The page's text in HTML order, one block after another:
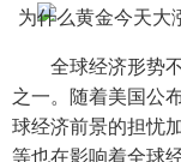
全球经济形势
之一。随着美国公
球经济前景的担忧
等也在影响着全球